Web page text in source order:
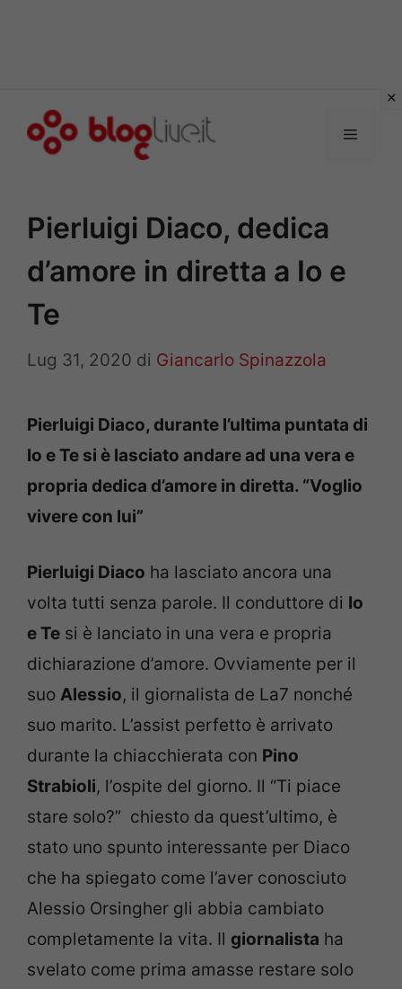
Menu
Pierluigi Diaco, dedica
d’amore in diretta a Io e
Te
Lug 31, 2020 di Giancarlo Spinazzola
Pierluigi Diaco, durante l’ultima puntata di
Io e Te si è lasciato andare ad una vera e
propria dedica d’amore in diretta. “Voglio
vivere con lui”
Pierluigi Diaco ha lasciato ancora una
volta tutti senza parole. Il conduttore di Io
e Te si è lanciato in una vera e propria
dichiarazione d’amore. Ovviamente per il
suo Alessio, il giornalista de La7 nonché
suo marito. L’assist perfetto è arrivato
durante la chiacchierata con Pino
Strabioli, l’ospite del giorno. Il “Ti piace
stare solo?” chiesto da quest’ultimo, è
stato uno spunto interessante per Diaco
che ha spiegato come l’aver conosciuto
Alessio Orsingher gli abbia cambiato
completamente la vita. Il giornalista ha
svelato come prima amasse restare solo